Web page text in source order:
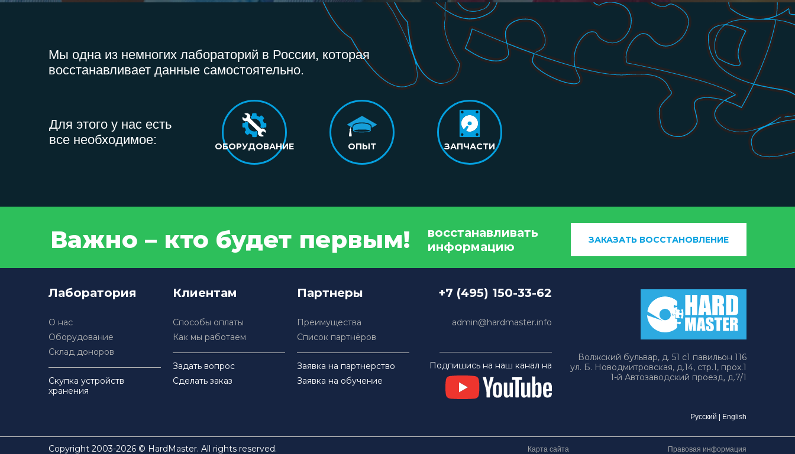
Мы одна из немногих лабораторий в России, которая
восстанавливает данные самостоятельно.
Для этого у нас есть
все необходимое:
ОБОРУДОВАНИЕ ОПЫТ ЗАПЧАСТИ
Важно – кто будет первым!
восстанавливать
информацию
ЗАКАЗАТЬ ВОССТАНОВЛЕНИЕ
Лаборатория
О нас
Оборудование
Склад доноров
Скупка устройств
хранения
Клиентам
Способы оплаты
Как мы работаем
Задать вопрос
Сделать заказ
Партнеры
Преимущества
Список партнёров
Заявка на партнерство
Заявка на обучение
+7 (495) 150-33-62
admin@hardmaster.info
Подпишись на наш канал на
Волжский бульвар, д. 51 с1 павильон 116
ул. Б. Новодмитровская, д.14, стр.1, прох.1
1-й Автозаводский проезд, д.7/1
Русский English
Copyright 2003-2026 © HardMaster. All rights reserved. Карта сайта Правовая информация